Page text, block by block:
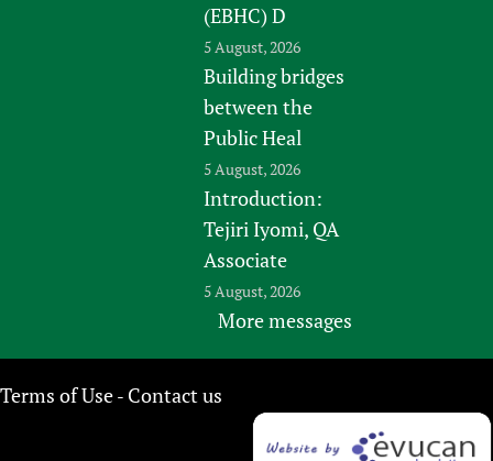
(EBHC) D
5 August, 2026
Building bridges
between the
Public Heal
5 August, 2026
Introduction:
Tejiri Iyomi, QA
Associate
5 August, 2026
More messages
Terms of Use- Contact us